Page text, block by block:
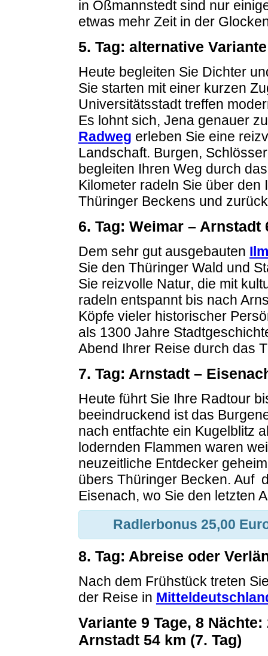
in Oßmannstedt sind nur
etwas mehr Zeit in der
5. Tag: alternative Variante
Heute begleiten Sie Dichter
Sie starten mit einer kurzen
Universitätsstadt treffen
Es lohnt sich, Jena genauer
Radweg erleben Sie eine
Landschaft. Burgen,
begleiten Ihren Weg durch
Kilometer radeln Sie über
Thüringer Beckens und
6. Tag: Weimar – Arnstadt
Dem sehr gut ausgebauten
Sie den Thüringer Wald und
Sie reizvolle Natur, die mit
radeln entspannt bis nach
Köpfe vieler historischer
als 1300 Jahre
Abend Ihrer Reise durch das
7. Tag: Arnstadt –
Heute führt Sie Ihre Radtour
beeindruckend ist das
nach entfachte ein Kugelblitz
lodernden Flammen waren
neuzeitliche Entdecker
übers Thüringer Becken. Auf
Eisenach, wo Sie den letzten
Radlerbonus 25,00
8. Tag: Abreise oder
Nach dem Frühstück treten
der Reise in
Variante 9 Tage, 8
Arnstadt 54 km (7. Tag)